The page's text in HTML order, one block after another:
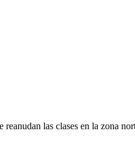
las clases en la zona